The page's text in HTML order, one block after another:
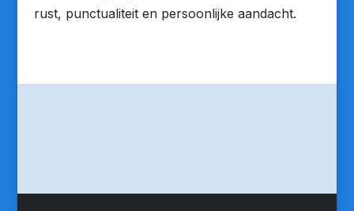
rust, punctualiteit en persoonlijke aandacht.